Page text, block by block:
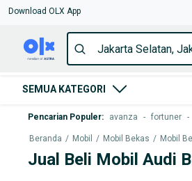
Download OLX App
SEMUA KATEGORI
Pencarian Populer: avanza - fortuner -
Beranda / Mobil / Mobil Bekas / Mobil
Jual Beli Mobil Audi